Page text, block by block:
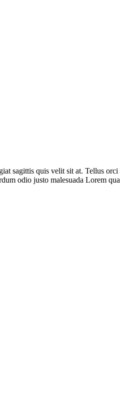
sagittis quis velit sit at. Tellus
odio justo malesuada Lorem